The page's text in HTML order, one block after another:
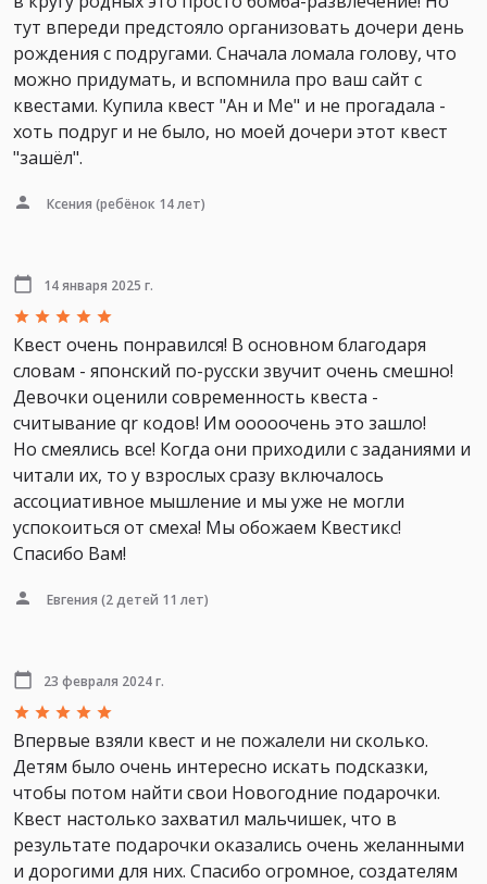
тут впереди предстояло организовать дочери день
рождения с подругами. Сначала ломала голову, что
можно придумать, и вспомнила про ваш сайт с
квестами. Купила квест "Ан и Ме" и не прогадала -
хоть подруг и не было, но моей дочери этот квест
"зашёл".
Ксения (ребёнок 14 лет)
14 января 2025 г.
Квест очень понравился! В основном благодаря
словам - японский по-русски звучит очень смешно!
Девочки оценили современность квеста -
считывание qr кодов! Им ооооочень это зашло!
Но смеялись все! Когда они приходили с заданиями и
читали их, то у взрослых сразу включалось
ассоциативное мышление и мы уже не могли
успокоиться от смеха! Мы обожаем Квестикс!
Спасибо Вам!
Евгения (2 детей 11 лет)
23 февраля 2024 г.
Впервые взяли квест и не пожалели ни сколько.
Детям было очень интересно искать подсказки,
чтобы потом найти свои Новогодние подарочки.
Квест настолько захватил мальчишек, что в
результате подарочки оказались очень желанными
и дорогими для них. Спасибо огромное, создателям